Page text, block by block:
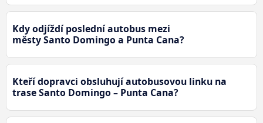
Kdy odjíždí poslední autobus mezi
městy Santo Domingo a Punta Cana?
Kteří dopravci obsluhují autobusovou linku na
trase Santo Domingo – Punta Cana?